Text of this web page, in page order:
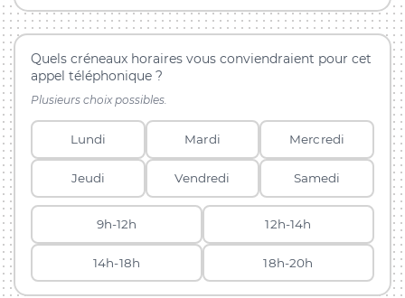
Quels créneaux horaires vous conviendraient pour cet
appel téléphonique ?
Plusieurs choix possibles.
Lundi Mardi Mercredi
Jeudi Vendredi Samedi
9h-12h 12h-14h
14h-18h 18h-20h